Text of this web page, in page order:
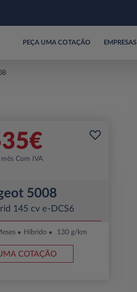
PEÇA UMA COTAÇÃO EMPRESAS
€
mês Com IVA
5008
145 cv e-DCS6
Híbrido 130 g/km
COTAÇÃO